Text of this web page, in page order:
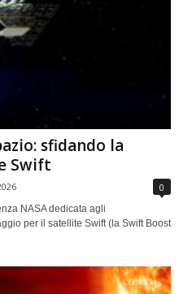
sfidando la
Swift
0
NASA dedicata agli
per il satellite Swift (la Swift Boost